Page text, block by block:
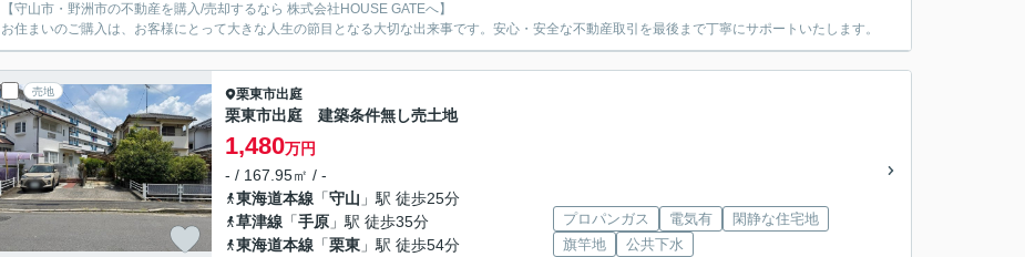
【守山市・野洲市の不動産を購入/売却するなら 株式会社HOUSE GATEへ】
お住まいのご購入は、お客様にとって大きな人生の節目となる大切な出来事です。安心・安全な不動産取引を最後まで丁寧にサポートいたします。
売地 栗東市出庭
栗東市出庭 建築条件無し売土地
1,480万円
- / 167.95㎡ / -
東海道本線 「守山 」駅 徒歩25分
草津線 「手原 」駅 徒歩35分
東海道本線 「栗東 」駅 徒歩54分
プロパンガス 電気有
閑静な住宅地
旗竿地
公共下水